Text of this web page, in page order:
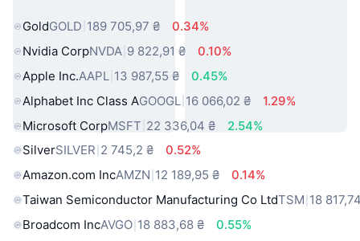
GoldGOLD 189 705,97 ₴
0.34%
Nvidia CorpNVDA 9 822,91 ₴
0.10%
Apple Inc.AAPL 13 987,55 ₴
0.45%
Alphabet Inc Class AGOOGL 16 066,02 ₴
1.29%
Microsoft CorpMSFT 22 336,04 ₴
2.54%
SilverSILVER 2 745,2 ₴
0.52%
Amazon.com IncAMZN 12 189,95 ₴
0.14%
Taiwan Semiconductor Manufacturing Co LtdTSM 18
Broadcom IncAVGO 18 883,68 ₴
0.55%